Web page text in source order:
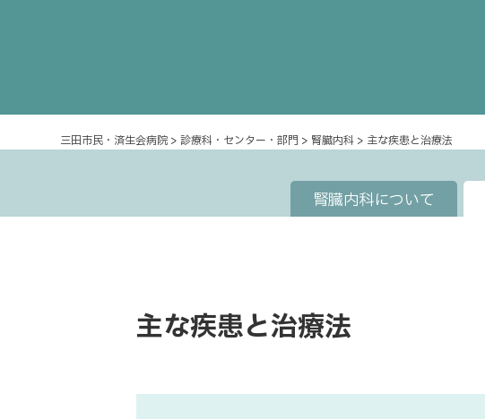
三田市民・済生会病院 >診療科・センター・部門 > 腎臓内科 > 主な疾患と治療法
腎臓内科について
主な疾患と治療法